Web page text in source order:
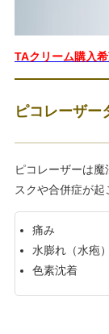
TAクリーム購入
ピコレーザー
ピコレーザーは
スクや合併症が起
痛み
水膨れ（水疱）
色素沈着